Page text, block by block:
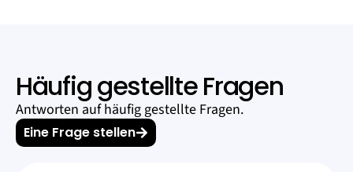
Häufig gestellte Fragen
Antworten auf häufig gestellte Fragen.
Eine Frage stellen